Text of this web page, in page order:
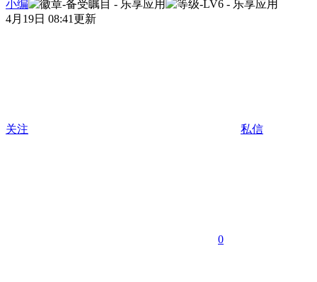
小编
4月19日 08:41更新
关注 私信
0